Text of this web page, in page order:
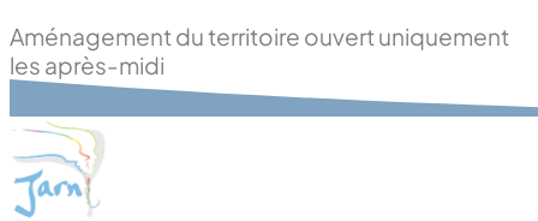
Aménagement du territoire ouvert uniquement
les après-midi